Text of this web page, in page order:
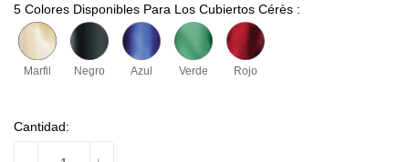
5 Colores Disponibles Para Los Cubiertos Cérès :
Marfil Negro Azul Verde Rojo
Cantidad: